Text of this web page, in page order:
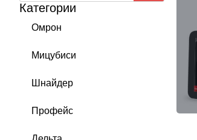
Категории
Омрон
Мицубиси
Шнайдер
Профейс